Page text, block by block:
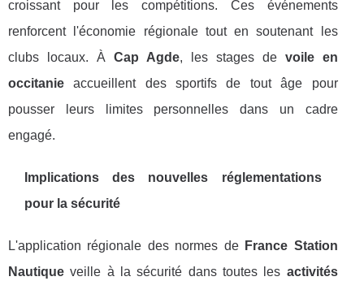
croissant pour les compétitions. Ces événements
renforcent l'économie régionale tout en soutenant les
clubs locaux. À Cap Agde, les stages de voile en
occitanie accueillent des sportifs de tout âge pour
pousser leurs limites personnelles dans un cadre
engagé.
Implications des nouvelles réglementations
pour la sécurité
L'application régionale des normes de France Station
Nautique veille à la sécurité dans toutes les activités